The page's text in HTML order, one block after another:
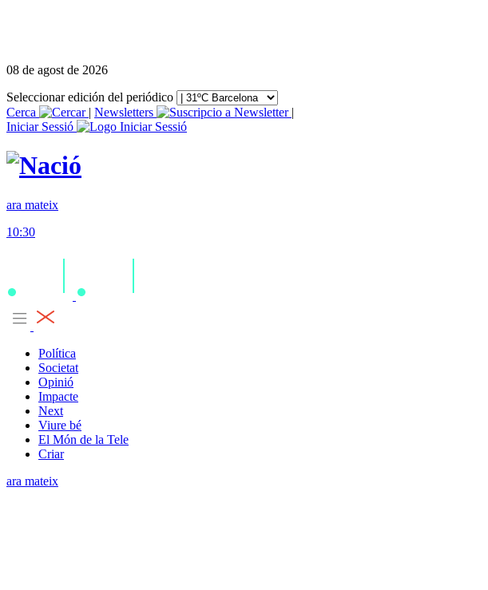
08 de agost de 2026
Seleccionar edición del periódico
Cerca
| Newsletters
|
Iniciar Sessió
ara mateix
10:30
Política
Societat
Opinió
Impacte
Next
Viure bé
El Món de la Tele
Criar
ara mateix